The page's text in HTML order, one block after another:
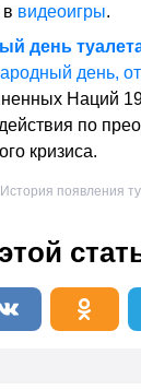
в видеоигры.
день
день,
Наций
по
кризиса.
История появления